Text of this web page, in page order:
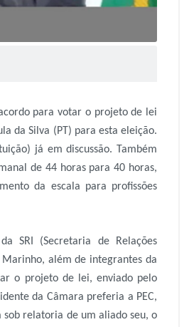
para votar o projeto de lei
da Silva (PT) para esta eleição.
já em discussão. Também
de 44 horas para 40 horas,
da escala para profissões
SRI (Secretaria de Relações
Marinho, além de integrantes da
o projeto de lei, enviado pelo
da Câmara preferia a PEC,
relatoria de um aliado seu, o